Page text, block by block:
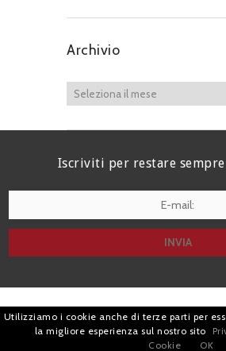
Archivio
Iscriviti per restare
| Avv. Giacomo
Piazza di Campitelli, 2 - 00186
Utilizziamo i cookie anche di terze parti per
la migliore esperienza sul nostro sito
Cookie
OK